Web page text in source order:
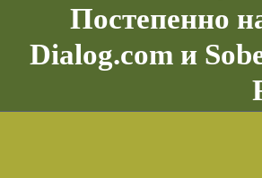
Постепенно
Dialog.com и